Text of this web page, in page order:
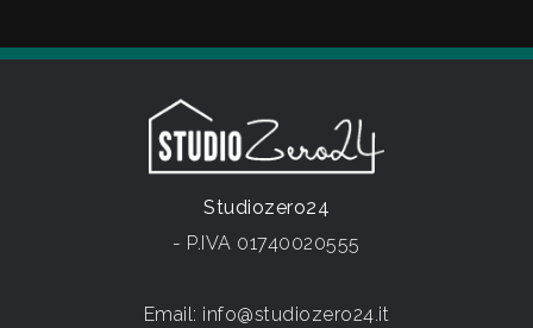
Studiozero24
- P.IVA 01740020555
Email: info@studiozero24.it